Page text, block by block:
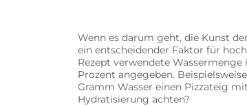
Wenn es darum geht, die Kunst
ein entscheidender Faktor für
Rezept verwendete
Prozent angegeben.
Gramm Wasser einen Pizzateig
Hydratisierung achten?